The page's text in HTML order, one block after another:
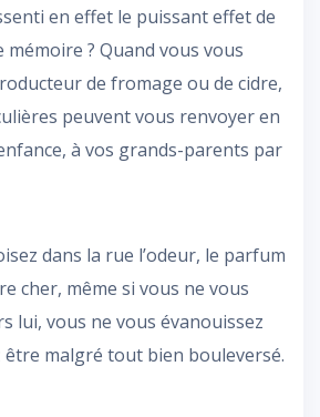
en effet le puissant effet de
? Quand vous vous
de fromage ou de cidre,
peuvent vous renvoyer en
à vos grands-parents par
dans la rue l’odeur, le parfum
cher, même si vous ne vous
lui, vous ne vous évanouissez
être malgré tout bien bouleversé.